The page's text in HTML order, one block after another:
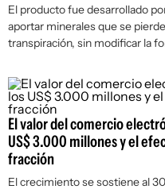
El producto fue desarrollado
aportar minerales que se
transpiración, sin modificar la
El valor del comercio
US$ 3.000 millones y el
fracción
El crecimiento se sostiene al